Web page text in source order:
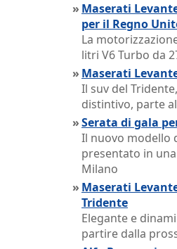
» Maserati
per il Regno
La
litri V6 Turbo da
» Maserati
Il suv del
distintivo, parte
»Serata di gala
Il nuovo modello
presentato in
Milano
» Maserati
Tridente
Elegante e
partire dalla